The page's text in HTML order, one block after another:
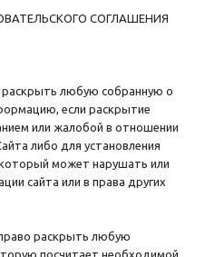
СОГЛАШЕНИЯ
раскрыть любую собранную о
если раскрытие
или жалобой в отношении
либо для установления
может нарушать или
сайта или в права других
раскрыть любую
посчитает необходимой